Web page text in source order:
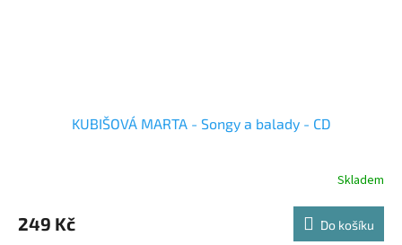
KUBIŠOVÁ MARTA - Songy a balady - CD
Skladem
249 Kč Do košíku